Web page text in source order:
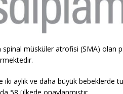
spinal müsküler atrofisi (SMA) olan
aylık ve daha büyük bebeklerde